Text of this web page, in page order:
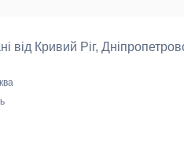
від Кривий Ріг,